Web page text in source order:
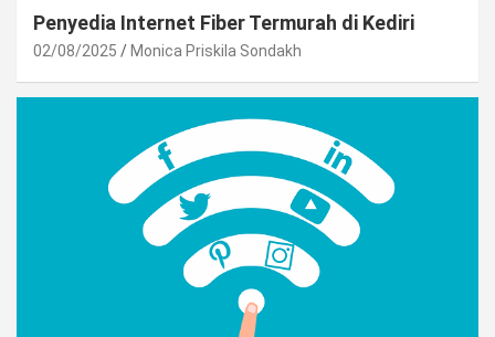
Penyedia Internet Fiber Termurah di Kediri
02/08/2025 Monica Priskila Sondakh